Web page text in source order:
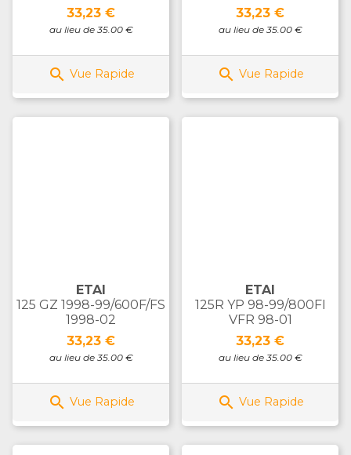
Prix
33,23 €
au lieu de 35.00 €
 Vue Rapide
Prix
33,23 €
au lieu de 35.00 €
 Vue Rapide
ETAI
125 GZ 1998-99/600F/FS
1998-02
Prix
33,23 €
au lieu de 35.00 €
 Vue Rapide
ETAI
125R YP 98-99/800FI
VFR 98-01
Prix
33,23 €
au lieu de 35.00 €
 Vue Rapide